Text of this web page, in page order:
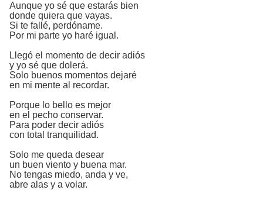
Aunque yo sé que estarás bien
donde quiera que vayas.
Si te fallé, perdóname.
Por mi parte yo haré igual.
Llegó el momento de decir adiós
y yo sé que dolerá.
Solo buenos momentos dejaré
en mi mente al recordar.
Porque lo bello es mejor
en el pecho conservar.
Para poder decir adiós
con total tranquilidad.
Solo me queda desear
un buen viento y buena mar.
No tengas miedo, anda y ve,
abre alas y a volar.